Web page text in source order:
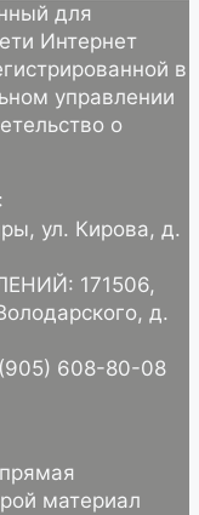
для
Интернет
в
управлении
о
ул. Кирова, д.
171506,
д.
608-80-08
материал